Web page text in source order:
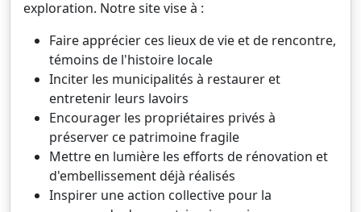
exploration. Notre site vise à :
Faire apprécier ces lieux de vie et de rencontre,
témoins de l'histoire locale
Inciter les municipalités à restaurer et
entretenir leurs lavoirs
Encourager les propriétaires privés à
préserver ce patrimoine fragile
Mettre en lumière les efforts de rénovation et
d'embellissement déjà réalisés
Inspirer une action collective pour la